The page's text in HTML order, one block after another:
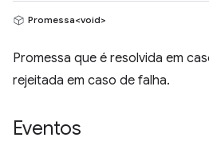
Promessa<void>
Promessa que é resolvida em
rejeitada em caso de falha.
Eventos